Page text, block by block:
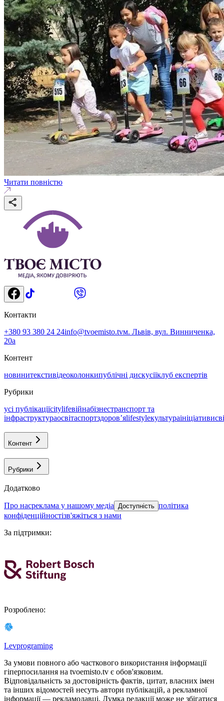
Читати повністю
Контакти
+380 93 380 24 24info@tvoemisto.tvм. Львів, вул. Винниченка,
20а
Контент
новинитекстивідеоколонкипублічні дискусіїклуб експертів
Рубрики
усі публікаціїcitylifeвійнабізнестранспорт та
інфраструктураосвітаспортздоровʼяlifestyleкультураініціативи
Контент
Рубрики
Додатково
про насреклама у нашому медіа Доступність політика
конфіденційностізв'яжіться з нами
За підтримки:
Розроблено:
Levprograming
За умови повного або часткового використання iнформацiї
гіперпосилання на tvoemisto.tv є обов'язковим.
Відповідальність за достовірність фактів, цитат, власних імен
та інших відомостей несуть автори публікацій, а рекламної
інформації — рекламодавці. Думка редакцiї може не збiгатися